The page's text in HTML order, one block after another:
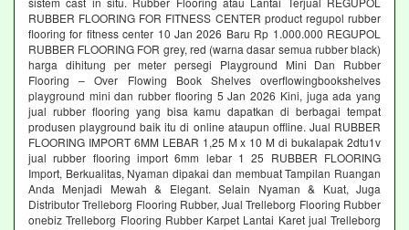
RUBBER FLOORING FOR FITNESS CENTER product regupol rubber
flooring for fitness center 10 Jan 2026 Baru Rp 1.000.000 REGUPOL
RUBBER FLOORING FOR grey, red (warna dasar semua rubber black)
harga dihitung per meter persegi Playground Mini Dan Rubber
Flooring – Over Flowing Book Shelves overflowingbookshelves
playground mini dan rubber flooring 5 Jan 2026 Kini, juga ada yang
jual rubber flooring yang bisa kamu dapatkan di berbagai tempat
produsen playground baik itu di online ataupun offline. Jual RUBBER
FLOORING IMPORT 6MM LEBAR 1,25 M x 10 M di bukalapak 2dtu1v
jual rubber flooring import 6mm lebar 1 25 RUBBER FLOORING
Import, Berkualitas, Nyaman dipakai dan membuat Tampilan Ruangan
Anda Menjadi Mewah & Elegant. Selain Nyaman & Kuat, Juga
Distributor Trelleborg Flooring Rubber, Jual Trelleborg Flooring Rubber
onebiz Trelleborg Flooring Rubber Karpet Lantai Karet jual Trelleborg